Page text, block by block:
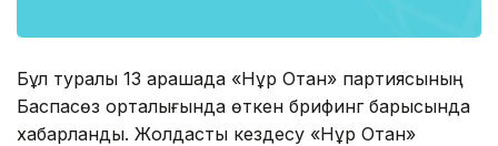
Бұл туралы 13 қарашада «Нұр Отан» партиясының
Баспасөз орталығында өткен брифинг барысында
хабарланды. Жолдастық кездесу «Нұр Отан»